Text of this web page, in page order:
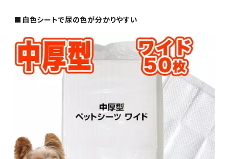
■白色シートで尿の色が分かりやすい